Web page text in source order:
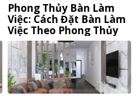
Phong Thủy Bàn Làm
Việc: Cách Đặt Bàn Làm
Việc Theo Phong Thủy
Hút Tài Lộc